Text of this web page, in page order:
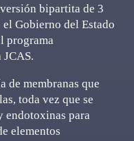
bipartita de 3
Gobierno del Estado
programa
de membranas que
toda vez que se
endotoxinas para
elementos